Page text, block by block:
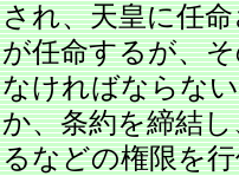
され、天皇に任
が任命するが、
なければならな
か、条約を締結
るなどの権限を